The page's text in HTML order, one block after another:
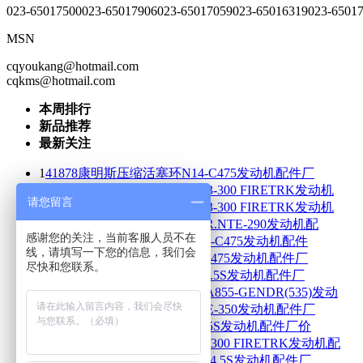
023-65017500023-65017906023-65017059023-65016319023-
MSN
cqyoukang@hotmail.com
cqkms@hotmail.com
本周排行
新品推荐
最新关注
141878康明斯压缩活塞环N14-C475发动机配件厂
187353康明斯活塞压缩环C8.3-300 FIRETRK发动机
3650333康明斯活塞压缩环C8.3-300 FIRETRK发动机
4214740康明斯压缩活塞环FOR.NTE-290发动机配
5100233康明斯压缩活塞环N14-C475发动机配件
6 216892康明斯活塞油环N14-C475发动机配件厂
72830158康明斯压缩活塞环B4.5S发动机配件厂
8216983康明斯压缩活塞环NTA855-GENDR(535)发动
9218025康明斯压缩活塞环NTE-350发动机配件厂
102830162康明斯活塞油环B4.5S发动机配件厂价
180810康明斯活塞油环C8.3-300 FIRETRK发动机配
122831059康明斯压缩活塞环B4.5S发动机配件厂
请您留言
感谢您的关注，当前客服人员不在
线，请填写一下您的信息，我们会
尽快和您联系。